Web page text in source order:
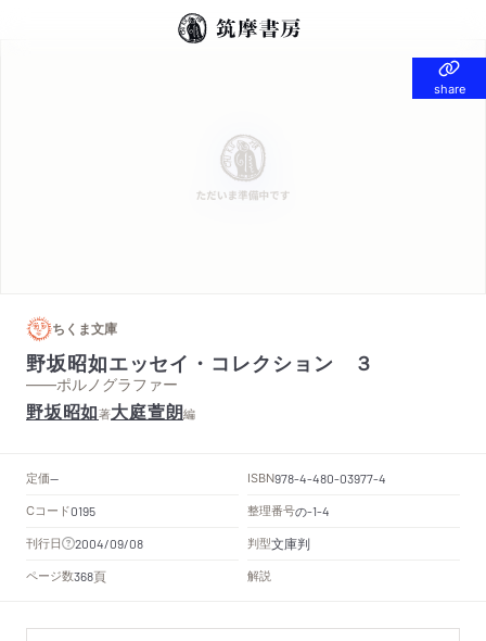
share
share
ちくま文庫
野坂昭如エッセイ・コレクション ３
——ポルノグラファー
野坂昭如著大庭萱朗編
定価-- ISBN978-4-480-03977-4
Cコード0195 整理番号の-1-4
刊行日 2004/09/08 判型文庫判
ページ数368頁 解説